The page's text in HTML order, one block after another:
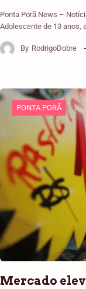
Ponta Porã News –
Adolescente de 13 anos,
By RodrigoDobre
PONTA PORÃ
Mercado